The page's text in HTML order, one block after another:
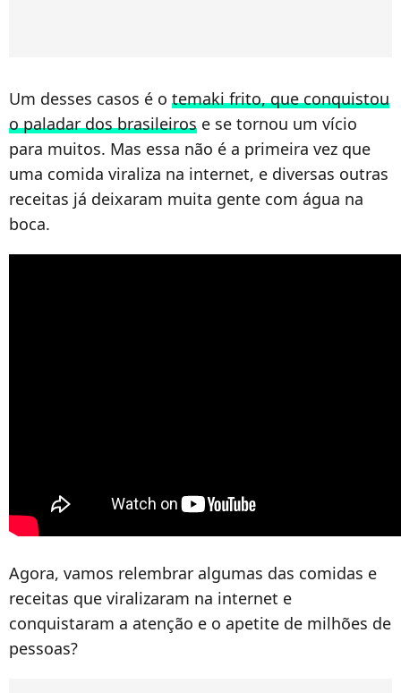
Um desses casos é o temaki frito, que conquistou
o paladar dos brasileiros e se tornou um vício
para muitos. Mas essa não é a primeira vez que
uma comida viraliza na internet, e diversas outras
receitas já deixaram muita gente com água na
boca.
Agora, vamos relembrar algumas das comidas e
receitas que viralizaram na internet e
conquistaram a atenção e o apetite de milhões de
pessoas?